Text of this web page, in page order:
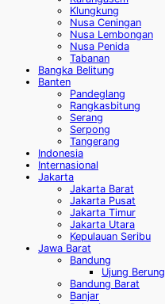
Klungkung
Nusa Ceningan
Nusa Lembongan
Nusa Penida
Tabanan
Bangka Belitung
Banten
Pandeglang
Rangkasbitung
Serang
Serpong
Tangerang
Indonesia
Internasional
Jakarta
Jakarta Barat
Jakarta Pusat
Jakarta Timur
Jakarta Utara
Kepulauan Seribu
Jawa Barat
Bandung
Ujung Berung
Bandung Barat
Banjar